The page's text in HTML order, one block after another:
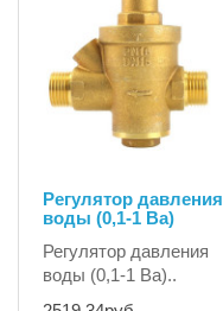
Регулятор давления
воды (0,1-1 Ba)
Регулятор давления
воды (0,1-1 Ba)..